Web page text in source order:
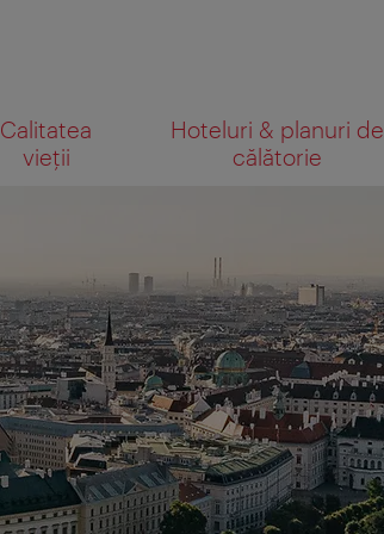
Calitatea
vieții
Hoteluri & planuri de
călătorie